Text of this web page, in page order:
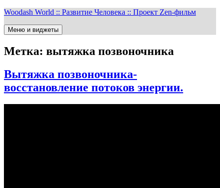
Перейти
содержимому
Woodash World :: Развитие Человека :: Проект Zen-фильм
Меню и виджеты
Метка: вытяжка позвоночника
Вытяжка позвоночника-
восстановление потоков энергии.